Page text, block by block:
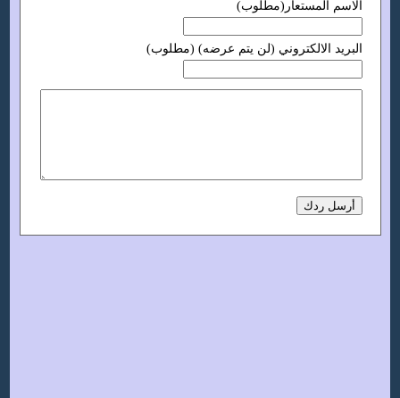
الاسم المستعار(مطلوب)
البريد الالكتروني (لن يتم عرضه) (مطلوب)